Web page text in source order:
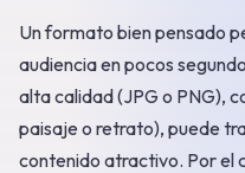
Un formato bien pensado
audiencia en pocos
alta calidad (JPG o PNG),
paisaje o retrato), puede
contenido atractivo. Por el